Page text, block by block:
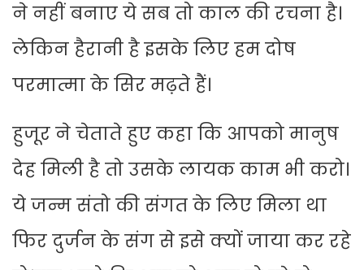
ने नहीं बनाए ये सब तो काल की रचना है।
लेकिन हैरानी है इसके लिए हम दोष
परमात्मा के सिर मढ़ते हैं।
हुजूर ने चेताते हुए कहा कि आपको मानुष
देह मिली है तो उसके लायक काम भी करो।
ये जन्म संतो की संगत के लिए मिला था
फिर दुर्जन के संग से इसे क्यों जाया कर रहे